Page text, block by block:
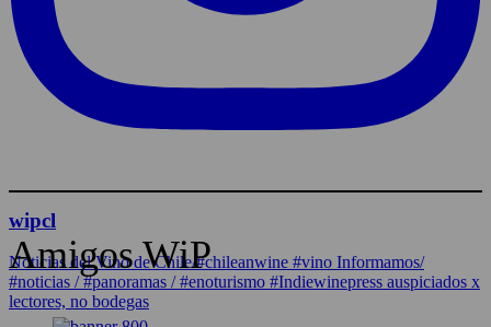
wipcl
Noticias del Vino de Chile/#chileanwine #vino Informamos/
#noticias / #panoramas / #enoturismo #Indiewinepress auspiciados x
lectores, no bodegas
Amigos WiP